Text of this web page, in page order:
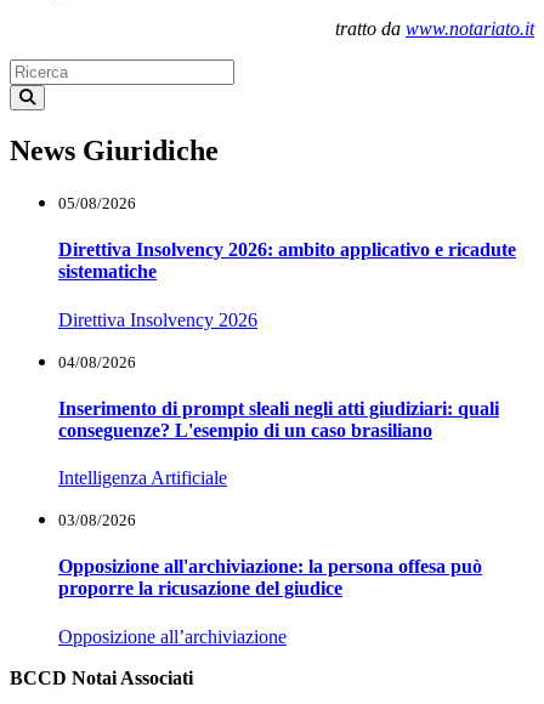
tratto da www.notariato.it
News Giuridiche
05/08/2026
Direttiva Insolvency 2026: ambito applicativo e ricadute
sistematiche
Direttiva Insolvency 2026
04/08/2026
Inserimento di prompt sleali negli atti giudiziari: quali
conseguenze? L'esempio di un caso brasiliano
Intelligenza Artificiale
03/08/2026
Opposizione all'archiviazione: la persona offesa può
proporre la ricusazione del giudice
Opposizione all’archiviazione
BCCD Notai Associati